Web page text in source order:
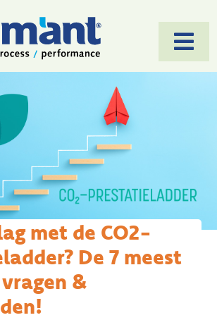
TOEPASSINGEN
CASES
OVER ONS
met de CO2-
De 7 meest
&